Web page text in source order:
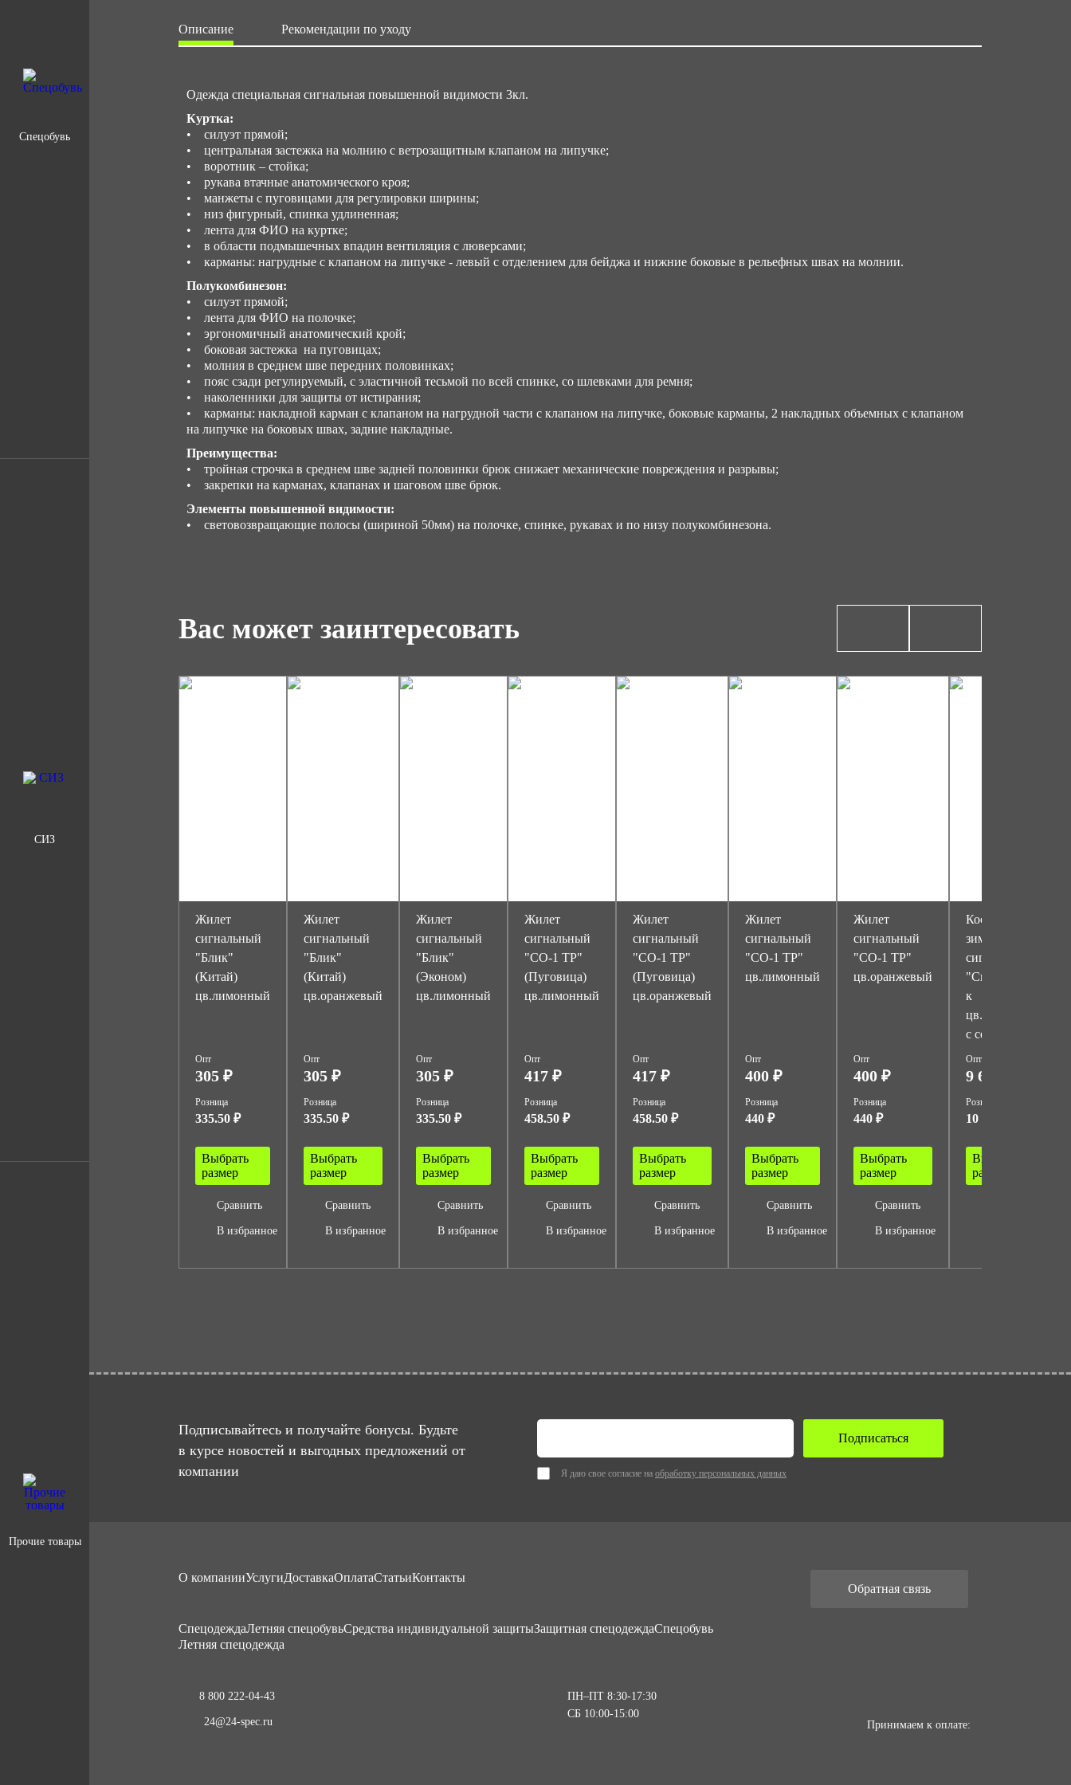
Спецобувь
СИЗ
Прочие товары
0.0248
Описание Рекомендации по уходу
Одежда специальная сигнальная повышенной видимости 3кл.
Куртка:
• силуэт прямой;
• центральная застежка на молнию с ветрозащитным клапаном на липучке;
• воротник – стойка;
• рукава втачные анатомического кроя;
• манжеты с пуговицами для регулировки ширины;
• низ фигурный, спинка удлиненная;
• лента для ФИО на куртке;
• в области подмышечных впадин вентиляция с люверсами;
• карманы: нагрудные с клапаном на липучке - левый с отделением для бейджа и нижние боковые в рельефных швах на молнии.
Полукомбинезон:
• силуэт прямой;
• лента для ФИО на полочке;
• эргономичный анатомический крой;
• боковая застежка на пуговицах;
• молния в среднем шве передних половинках;
• пояс сзади регулируемый, с эластичной тесьмой по всей спинке, со шлевками для ремня;
• наколенники для защиты от истирания;
• карманы: накладной карман с клапаном на нагрудной части с клапаном на липучке, боковые карманы, 2 накладных объемных с клапаном
на липучке на боковых швах, задние накладные.
Преимущества:
• тройная строчка в среднем шве задней половинки брюк снижает механические повреждения и разрывы;
• закрепки на карманах, клапанах и шаговом шве брюк.
Элементы повышенной видимости:
• световозвращающие полосы (шириной 50мм) на полочке, спинке, рукавах и по низу полукомбинезона.
Вас может заинтересовать
Жилет
сигнальный
"Блик"
(Китай)
цв.лимонный
Опт
305 ₽
Розница
335.50 ₽
Выбрать
размер
Сравнить
В избранное
Жилет
сигнальный
"Блик"
(Китай)
цв.оранжевый
Опт
305 ₽
Розница
335.50 ₽
Выбрать
размер
Сравнить
В избранное
Жилет
сигнальный
"Блик"
(Эконом)
цв.лимонный
Опт
305 ₽
Розница
335.50 ₽
Выбрать
размер
Сравнить
В избранное
Жилет
сигнальный
"СО-1 ТР"
(Пуговица)
цв.лимонный
Опт
417 ₽
Розница
458.50 ₽
Выбрать
размер
Сравнить
В избранное
Жилет
сигнальный
"СО-1 ТР"
(Пуговица)
цв.оранжевый
Опт
417 ₽
Розница
458.50 ₽
Выбрать
размер
Сравнить
В избранное
Жилет
сигнальный
"СО-1 ТР"
цв.лимонный
Опт
400 ₽
Розница
440 ₽
Выбрать
размер
Сравнить
В избранное
Жилет
сигнальный
"СО-1 ТР"
цв.оранжевый
Опт
400 ₽
Розница
440 ₽
Выбрать
размер
Сравнить
В избранное
Костюм
зимний
сигнальный
"Спектр" с п/
к
цв.лимонный
с серым
Опт
9 699 ₽
Розница
10 669 ₽
Выбрать
размер
Подписывайтесь и получайте бонусы. Будьте
в курсе новостей и выгодных предложений от
компании
Я даю свое согласие на обработку персональных данных
Подписаться
О компанииУслугиДоставкаОплатаСтатьиКонтакты
CпецодеждаЛетняя спецобувьСредства индивидуальной защитыЗащитная спецодеждаСпецобувь
Летняя спецодежда
8 800 222-04-43
24@24-spec.ru
ПН–ПТ 8:30-17:30
СБ 10:00-15:00
Обратная связь
Принимаем к оплате: